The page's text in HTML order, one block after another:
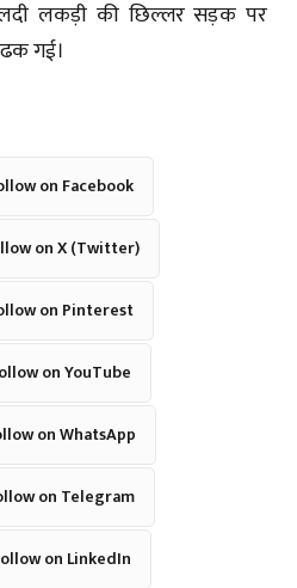
लकड़ी की छिल्लर सड़क पर
गई।
on Facebook
on X (Twitter)
on Pinterest
on YouTube
on WhatsApp
on Telegram
on LinkedIn